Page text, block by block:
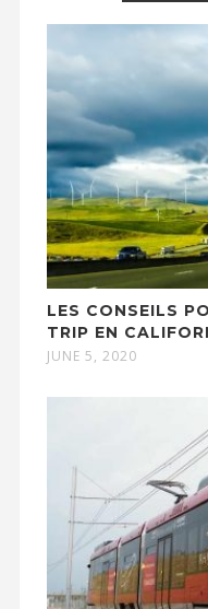
LES CONSEILS
TRIP EN
JUNE 5, 2020